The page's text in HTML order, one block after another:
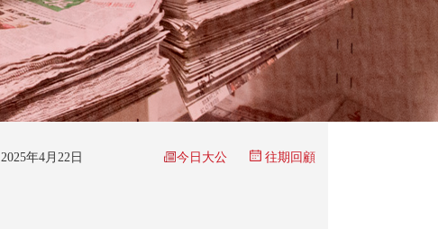
2025年4月22日 今日大公 往期回顧